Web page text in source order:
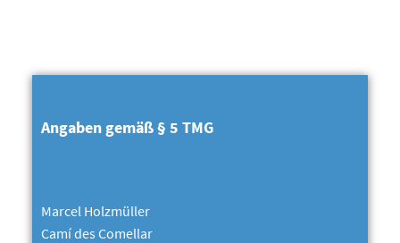
Angaben gemäß § 5 TMG
Marcel Holzmüller
Camí des Comellar